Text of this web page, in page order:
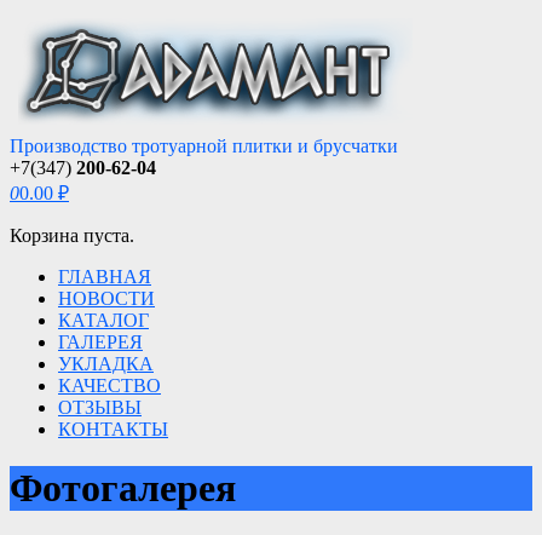
Производство тротуарной плитки и брусчатки
+7(347) 200-62-04
00.00 ₽
Корзина пуста.
ГЛАВНАЯ
НОВОСТИ
КАТАЛОГ
ГАЛЕРЕЯ
УКЛАДКА
КАЧЕСТВО
ОТЗЫВЫ
КОНТАКТЫ
Фотогалерея